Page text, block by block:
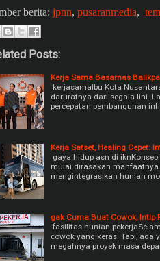
berita: jpnn, pusaranmedia,
Posts:
Kerja Sama Basarnas
kerjasamaIbu Kota
daruratnya dari segala lini.
percepatan pembangunan
Kerja Satset, Healing Cepet:
gaya hidup asn di
mulai dirasakan manfaatnya
mengintegrasikan hunian
gak Cuma Buat Cowok, Intip
fasilitas hunian
cowok yang keras. Tapi, ada
megahnya proyek masa